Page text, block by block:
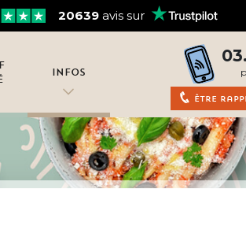
20639 avis sur
Infos
Être